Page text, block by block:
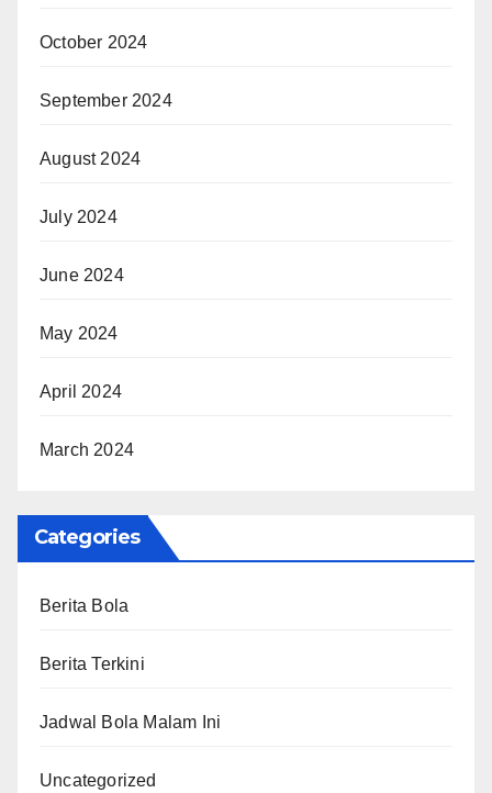
October 2024
September 2024
August 2024
July 2024
June 2024
May 2024
April 2024
March 2024
Categories
Berita Bola
Berita Terkini
Jadwal Bola Malam Ini
Uncategorized